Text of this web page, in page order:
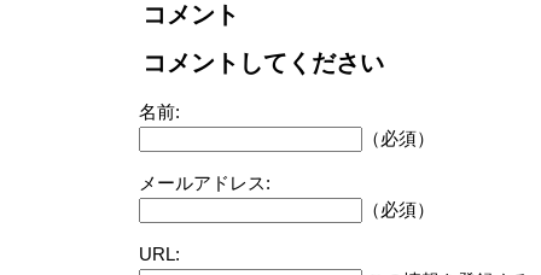
コメント
コメントしてください
名前:
（必須）
メールアドレス:
（必須）
URL: